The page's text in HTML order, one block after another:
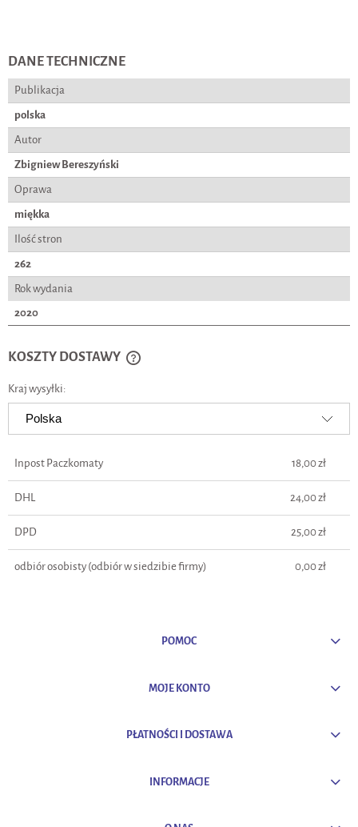
DANE TECHNICZNE
Publikacja
polska
Autor
Zbigniew Bereszyński
Oprawa
miękka
Ilość stron
262
Rok wydania
2020
KOSZTY DOSTAWY
Kraj wysyłki:
Inpost Paczkomaty 18,00 zł
DHL 24,00 zł
DPD 25,00 zł
odbiór osobisty(odbiór w siedzibie firmy) 0,00 zł
POMOC
MOJE KONTO
PŁATNOŚCI I DOSTAWA
INFORMACJE